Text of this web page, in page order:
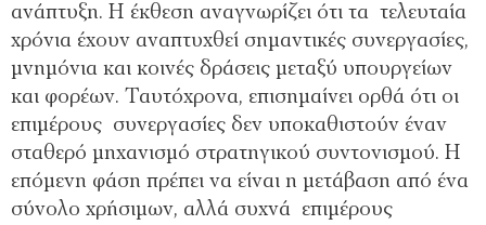
ανάπτυξη. Η έκθεση αναγνωρίζει ότι τα τελευταία
χρόνια έχουν αναπτυχθεί σημαντικές συνεργασίες,
μνημόνια και κοινές δράσεις μεταξύ υπουργείων
και φορέων. Ταυτόχρονα, επισημαίνει ορθά ότι οι
επιμέρους συνεργασίες δεν υποκαθιστούν έναν
σταθερό μηχανισμό στρατηγικού συντονισμού. Η
επόμενη φάση πρέπει να είναι η μετάβαση από ένα
σύνολο χρήσιμων, αλλά συχνά επιμέρους